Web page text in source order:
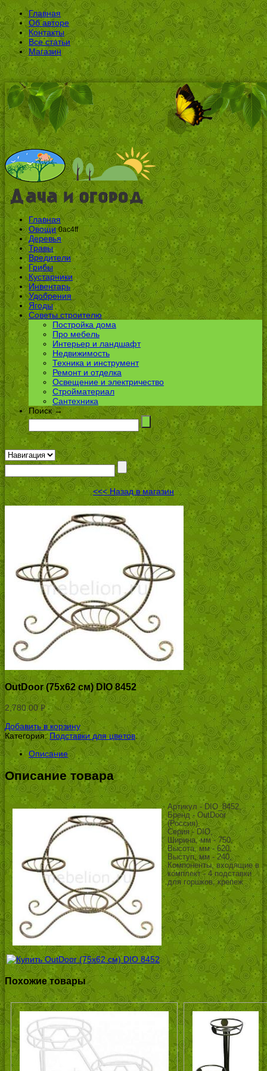
Главная
Об авторе
Контакты
Все статьи
Магазин
Главная
Овощи 0ac4ff
Деревья
Травы
Вредители
Грибы
Кустарники
Инвентарь
Удобрения
Ягоды
Советы строителю
Постройка дома
Про мебель
Интерьер и ландшафт
Недвижимость
Техника и инструмент
Ремонт и отделка
Освещение и электричество
Стройматериал
Сантехника
Поиск →
<<< Назад в магазин
OutDoor (75х62 см) DIO 8452
2,780.00 Р
УБ.
Добавить в корзину
Категория:Подставки для цветов.
Описание
Описание товара
Артикул - DIO_8452,
Бренд - OutDoor
(Россия),
Серия - DIO,
Ширина, мм - 750,
Высота, мм - 620,
Выступ, мм - 240,
Компоненты, входящие в
комплект - 4 подставки
для горшков, крепеж
Похожие товары